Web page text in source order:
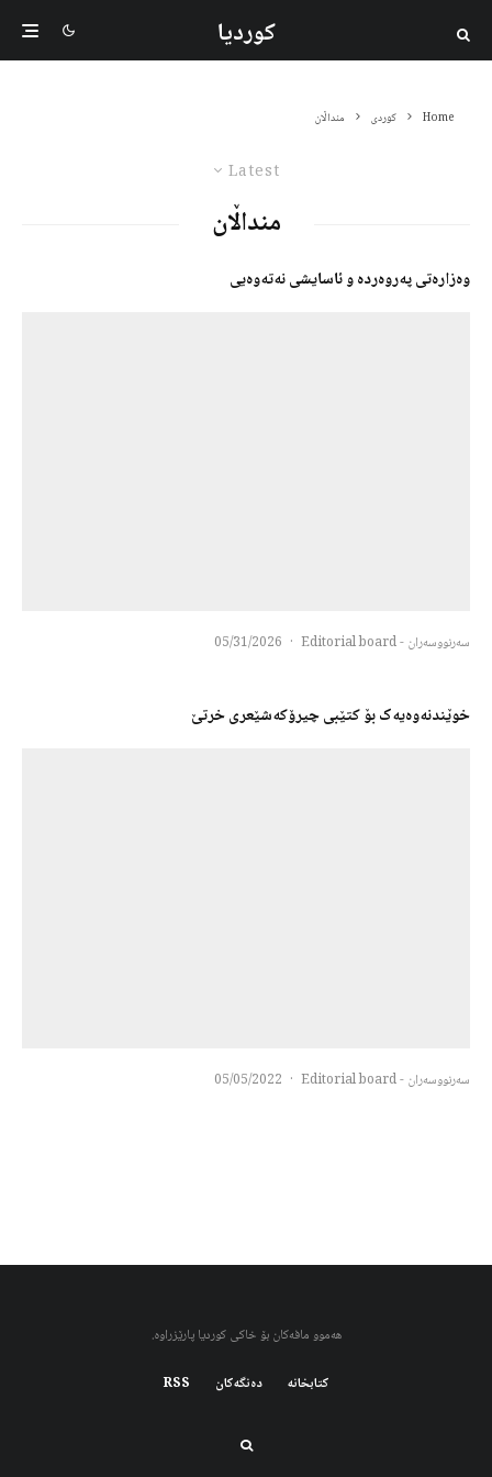
کوردیا
Home کوردی منداڵان
Latest
منداڵان
وەزارەتی پەروەردە و ئاسایشی نەتەوەیی
سەرنووسەران - Editorial board ·
05/31/2026
خوێندنەوەیەک بۆ کتێبی چیرۆکەشێعری خرتێ
سەرنووسەران - Editorial board ·
05/05/2022
هەموو مافەکان بۆ خاکی کوردیا پارێزراوە.
کتابخانه دەنگەکان RSS